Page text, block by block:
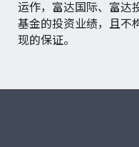
运作，富达国际、富达
基金的投资业绩，且不
现的保证。